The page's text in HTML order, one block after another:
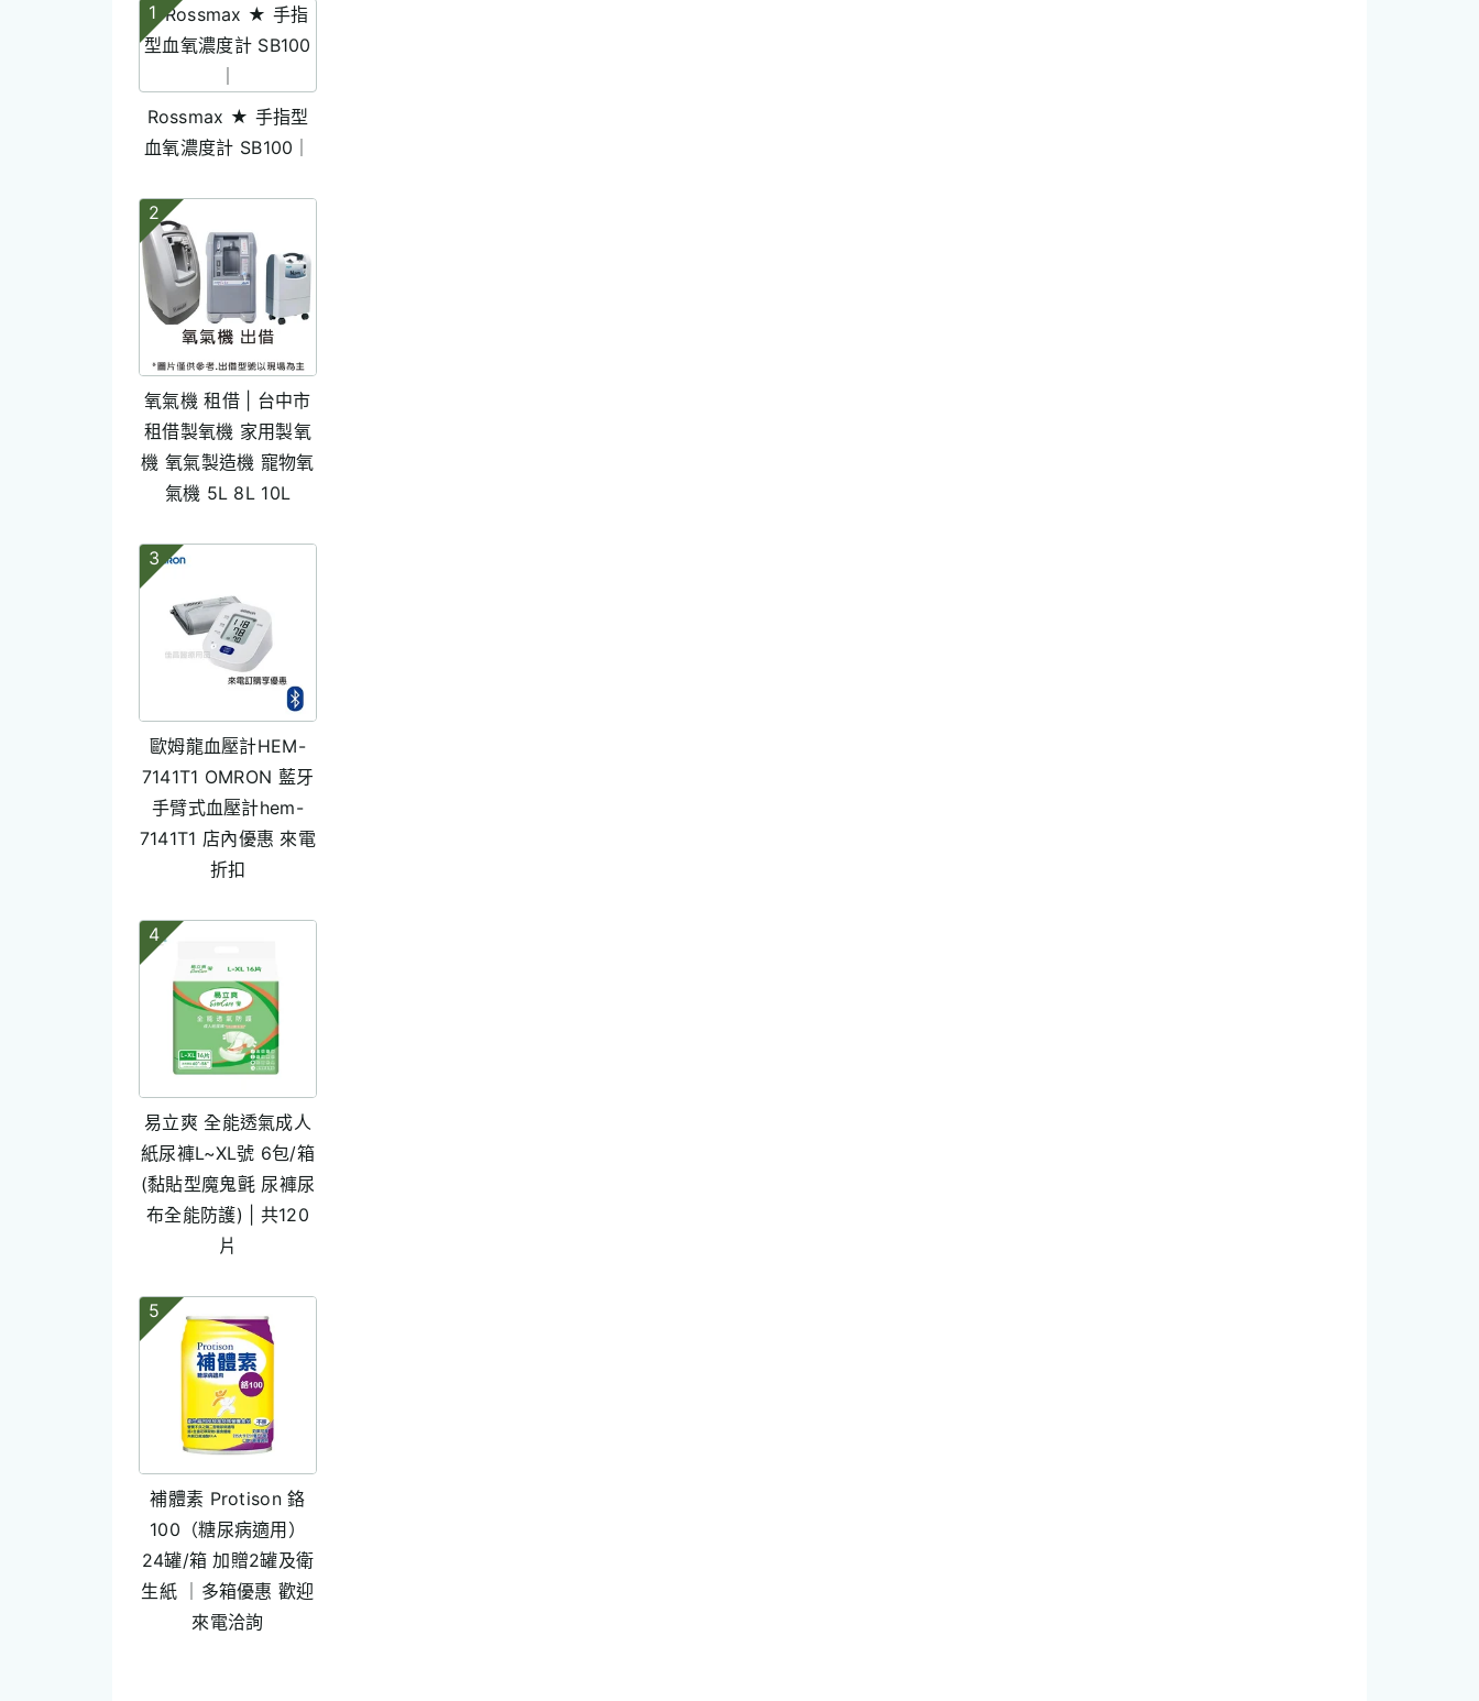
1
Rossmax ★ 手指型
血氧濃度計 SB100｜
2
氧氣機 租借 | 台中市
租借製氧機 家用製氧
機 氧氣製造機 寵物氧
氣機 5L 8L 10L
3
歐姆龍血壓計HEM-
7141T1 OMRON 藍牙
手臂式血壓計hem-
7141T1 店內優惠 來電
折扣
4
易立爽 全能透氣成人
紙尿褲L~XL號 6包/箱
(黏貼型魔鬼氈 尿褲尿
布全能防護) | 共120
片
5
補體素 Protison 鉻
100（糖尿病適用）
24罐/箱 加贈2罐及衛
生紙 ｜多箱優惠 歡迎
來電洽詢